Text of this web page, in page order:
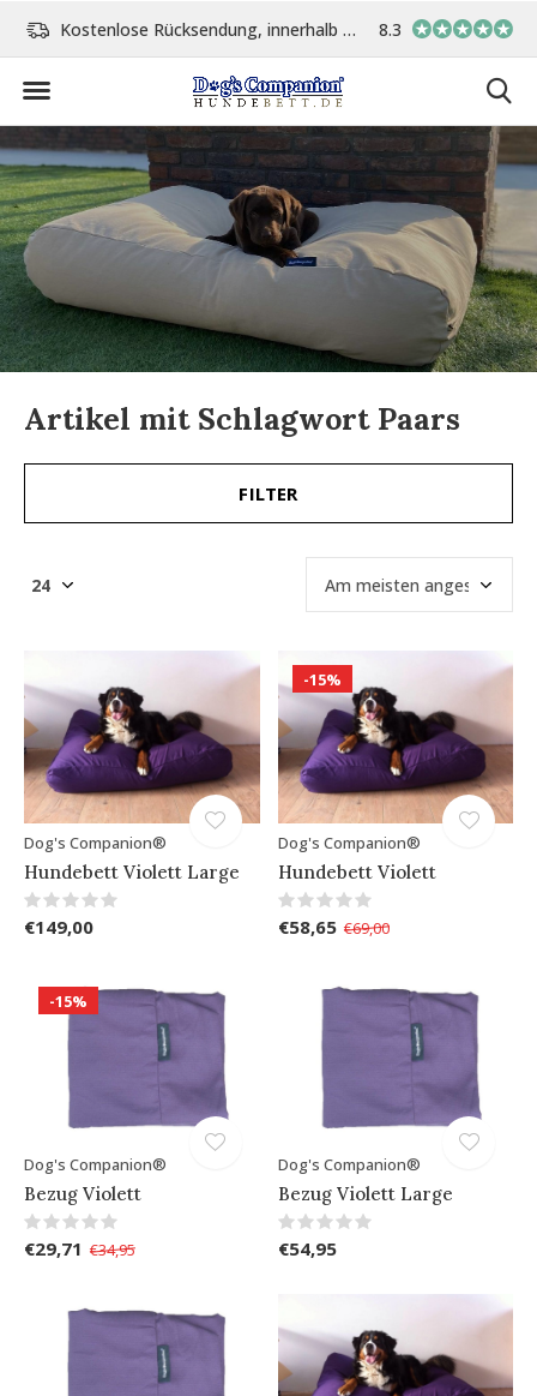
Tage Vor 15:00 Uhr bestellt, am gleichen Tag versand In eigener
8.3
Artikel mit Schlagwort Paars
FILTER
Dog's Companion®
Hundebett Violett Large
€149,00
-15%
Dog's Companion®
Hundebett Violett
€58,65 €69,00
-15%
Dog's Companion®
Bezug Violett
€29,71 €34,95
Dog's Companion®
Bezug Violett Large
€54,95